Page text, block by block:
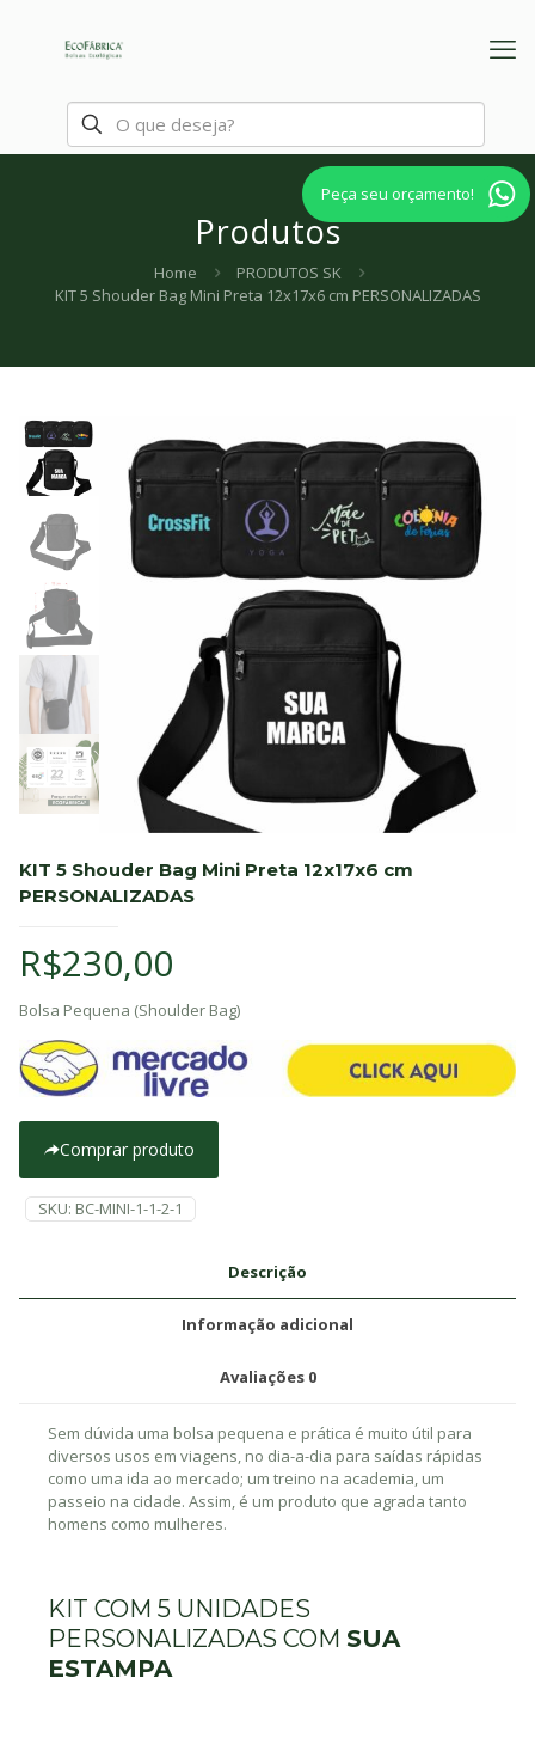
Produtos
Peça seu orçamento!
Home
PRODUTOS SK
KIT 5 Shouder Bag Mini Preta 12x17x6 cm PERSONALIZADAS
KIT 5 Shouder Bag Mini Preta 12x17x6 cm
PERSONALIZADAS
R$230,00
Bolsa Pequena (Shoulder Bag)
Comprar produto
SKU: BC-MINI-1-1-2-1
Descrição
Informação adicional
Avaliações 0
Sem dúvida uma bolsa pequena e prática é muito útil para
diversos usos em viagens, no dia-a-dia para saídas rápidas
como uma ida ao mercado; um treino na academia, um
passeio na cidade. Assim, é um produto que agrada tanto
homens como mulheres.
KIT COM 5 UNIDADES
PERSONALIZADAS COM SUA
ESTAMPA